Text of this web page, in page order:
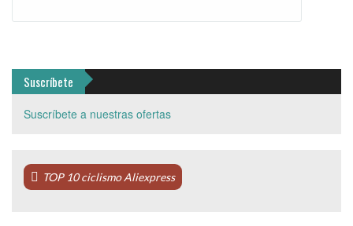
Suscríbete
Suscríbete a nuestras ofertas
TOP 10 ciclismo Aliexpress